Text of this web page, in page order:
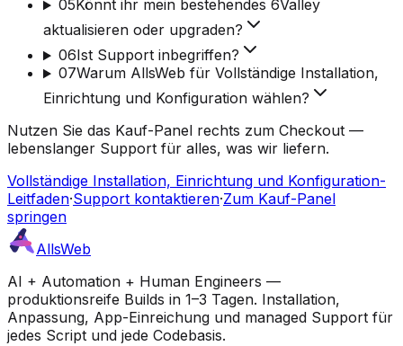
05Könnt ihr mein bestehendes 6Valley
aktualisieren oder upgraden?
06Ist Support inbegriffen?
07Warum AllsWeb für Vollständige Installation,
Einrichtung und Konfiguration wählen?
Nutzen Sie das Kauf-Panel rechts zum Checkout —
lebenslanger Support für alles, was wir liefern.
Vollständige Installation, Einrichtung und Konfiguration-
Leitfaden·Support kontaktieren·Zum Kauf-Panel
springen
AllsWeb
AI + Automation + Human Engineers —
produktionsreife Builds in 1–3 Tagen. Installation,
Anpassung, App-Einreichung und managed Support für
jedes Script und jede Codebasis.